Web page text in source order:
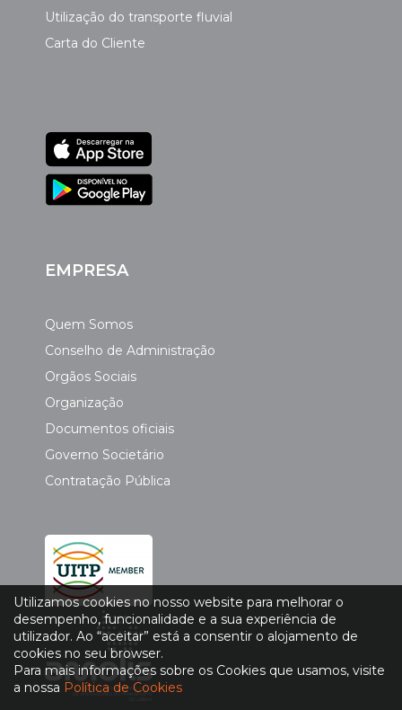
Utilização do transporte fluvial
Carta do Cliente
EMPRESA
Quem Somos
Conselho de Administração
Orgãos Sociais
Organização
Documentos oficiais
Governo Societário
Contratação Pública
Utilizamos cookies no nosso website para melhorar o
desempenho, funcionalidade e a sua experiência de
utilizador. Ao “aceitar” está a consentir o alojamento de
cookies no seu browser.
Para mais informações sobre os Cookies que usamos, visite
a nossa Política de Cookies